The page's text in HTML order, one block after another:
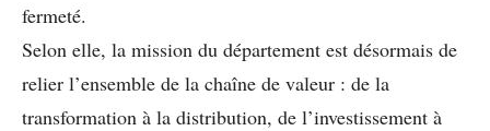
fermeté.
Selon elle, la mission du département est désormais de
relier l’ensemble de la chaîne de valeur : de la
transformation à la distribution, de l’investissement à